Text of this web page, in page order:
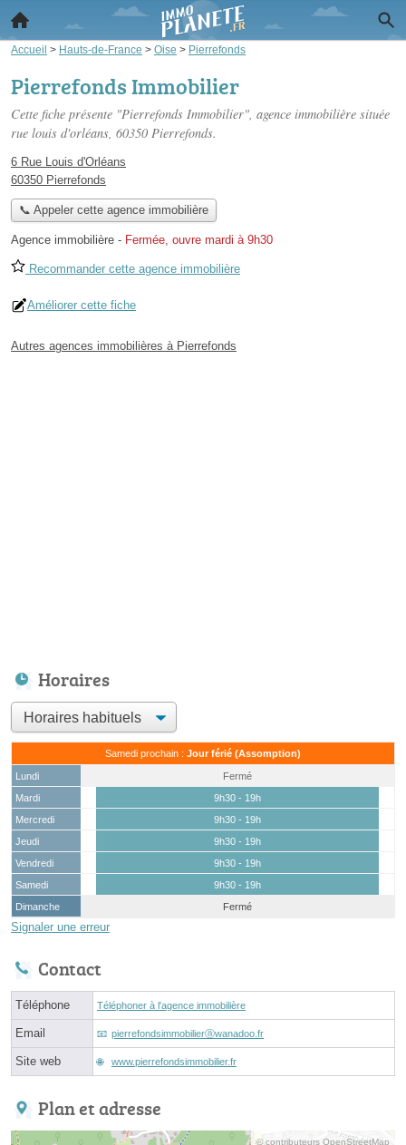
Accueil > Hauts-de-France > Oise > Pierrefonds
Pierrefonds Immobilier
Cette fiche présente "Pierrefonds Immobilier", agence immobilière située
rue louis d'orléans, 60350 Pierrefonds.
6 Rue Louis d'Orléans
60350 Pierrefonds
📞 Appeler cette agence immobilière
Agence immobilière - Fermée, ouvre mardi à 9h30
Recommander cette agence immobilière
Améliorer cette fiche
Autres agences immobilières à Pierrefonds
Horaires
Samedi prochain : Jour férié (Assomption)
Lundi
Fermé
Mardi
9h30 - 19h
Mercredi
9h30 - 19h
Jeudi
9h30 - 19h
Vendredi
9h30 - 19h
Samedi
9h30 - 19h
Dimanche
Fermé
Signaler une erreur
Contact
Téléphone Téléphoner à l'agence immobilière
Email pierrefondsimmobilierⓐwanadoo.fr
Site web www.pierrefondsimmobilier.fr
Plan et adresse
© contributeurs OpenStreetMap